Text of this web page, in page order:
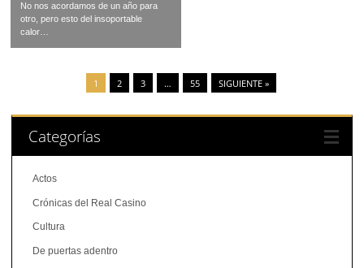
No nos acordamos de un año para
otro, pero esto del insoportable
calor…
1 2 3 … 55 SIGUIENTE »
Categorías
Actos
Crónicas del Real Casino
Cultura
De puertas adentro